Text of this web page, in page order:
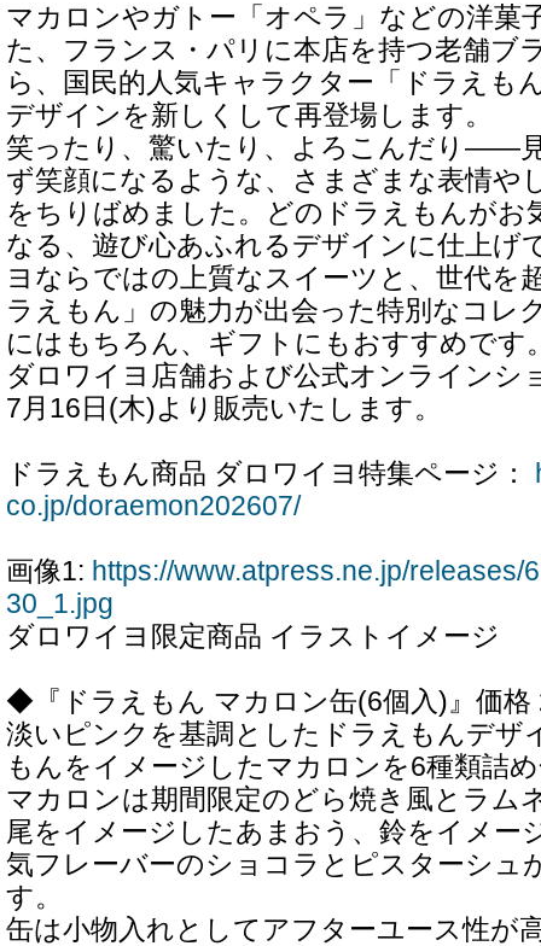
マカロンやガトー「オペラ」などの洋菓
た、フランス・パリに本店を持つ老舗ブ
ら、国民的人気キャラクター「ドラえも
デザインを新しくして再登場します。
笑ったり、驚いたり、よろこんだり――
ず笑顔になるような、さまざまな表情や
をちりばめました。どのドラえもんがお
なる、遊び心あふれるデザインに仕上げ
ヨならではの上質なスイーツと、世代を
ラえもん」の魅力が出会った特別なコレ
にはもちろん、ギフトにもおすすめです
ダロワイヨ店舗および公式オンラインシ
7月16日(木)より販売いたします。
ドラえもん商品 ダロワイヨ特集ページ：
co.jp/doraemon202607/
画像1: https://www.atpress.ne.jp/releases/
30_1.jpg
ダロワイヨ限定商品 イラストイメージ
◆『ドラえもん マカロン缶(6個入)』価格
淡いピンクを基調としたドラえもんデザ
もんをイメージしたマカロンを6種類詰
マカロンは期間限定のどら焼き風とラム
尾をイメージしたあまおう、鈴をイメー
気フレーバーのショコラとピスターシュ
す。
缶は小物入れとしてアフターユース性が